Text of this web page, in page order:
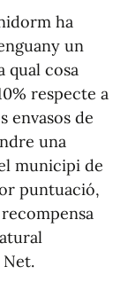
ha
un
qual cosa
respecte a
envasos de
una
municipi de
puntuació,